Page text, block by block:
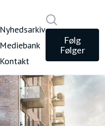
Nyhedsarkiv
Mediebank
Kontakt
Følg
Følger